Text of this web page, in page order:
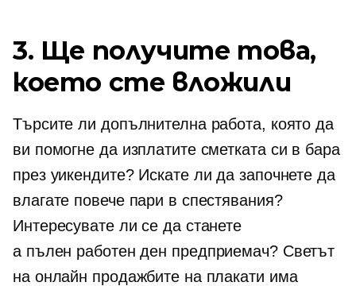
3. Ще получите това,
което сте вложили
Търсите ли допълнителна работа, която да
ви помогне да изплатите сметката си в бара
през уикендите? Искате ли да започнете да
влагате повече пари в спестявания?
Интересувате ли се да станете
a пълен работен ден предприемач? Светът
на онлайн продажбите на плакати има